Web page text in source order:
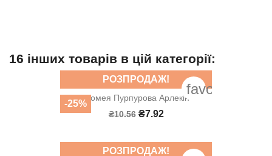
16 інших товарів в цій категорії:
Іпомея Пурпурова Арлекін
₴10.56 ₴7.92
РОЗПРОДАЖ!
-25%
РОЗПРОДАЖ!